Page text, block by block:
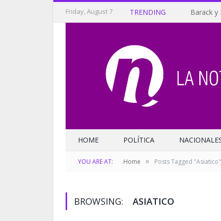
Friday, August 7 TRENDING Barack y
HOME POLÍTICA
YOU ARE AT: Home » Posts Tagged "Asiatico"
BROWSING: ASIATICO